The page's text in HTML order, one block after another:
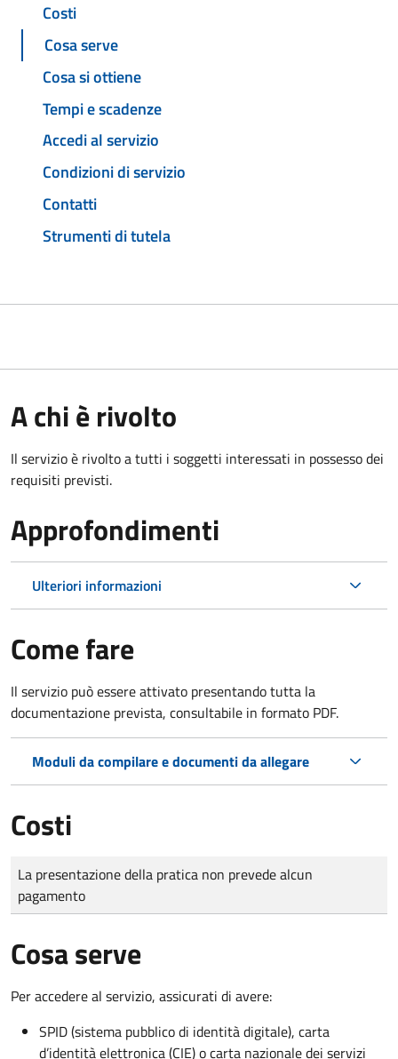
Costi
Cosa serve
Cosa si ottiene
Tempi e scadenze
Accedi al servizio
Condizioni di servizio
Contatti
Strumenti di tutela
A chi è rivolto
Il servizio è rivolto a tutti i soggetti interessati in possesso dei
requisiti previsti.
Approfondimenti
Ulteriori informazioni
Come fare
Il servizio può essere attivato presentando tutta la
documentazione prevista, consultabile in formato PDF.
Moduli da compilare e documenti da allegare
Costi
Tipo di pagamento
Importo
La presentazione della pratica non prevede alcun
pagamento
Cosa serve
Per accedere al servizio, assicurati di avere:
SPID (sistema pubblico di identità digitale), carta
d’identità elettronica (CIE) o carta nazionale dei servizi